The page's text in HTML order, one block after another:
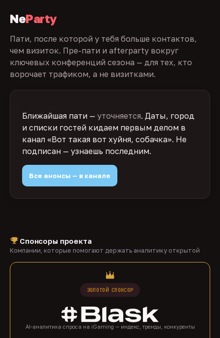
NeParty
Пати, после которой у тебя больше контактов,
чем визиток. Пре-пати и afterparty вокруг
ключевых конференций сезона — для тех, кто
ворочает трафиком, а не визитками.
Ближайшая пати — уточняется. Даты, город
и списки гостей кидаем первым делом в
канал «Вот такая вот хуйня, собачка». Не
подписан — узнаешь последним.
Все анонсы — в канале
Спонсоры проекта
Компании, которые помогают держать аналитику открытой
ЗОЛОТОЙ СПОНСОР
AI-аналитика спроса на iGaming — индекс, тренды, конкуренты